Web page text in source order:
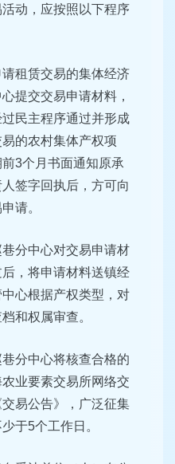
动，应按照以下程序
请租赁交易的集体经济
提交交易申请材料，
民主程序通过并形成
的农村集体产权项
3个月书面通知原承
签字回执后，方可向
请。
巷分中心对交易申请材
，将申请材料送镇经
心根据产权类型，对
和权属审查。
巷分中心将核查合格的
业要素交易所网络交
易公告》，广泛征集
于5个工作日。